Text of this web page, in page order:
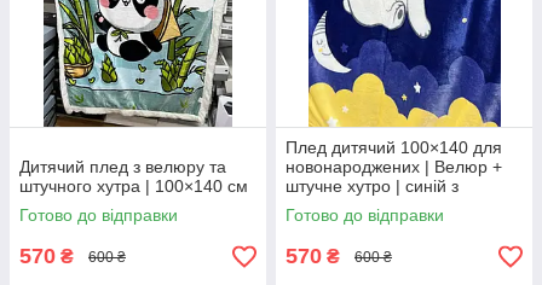
Дитячий плед з велюру та
штучного хутра | 100×140 см
Готово до відправки
570 ₴ 600 ₴
Плед дитячий 100×140 для
новонароджених | Велюр +
штучне хутро | синій з
ведмедиком
Готово до відправки
570 ₴ 600 ₴